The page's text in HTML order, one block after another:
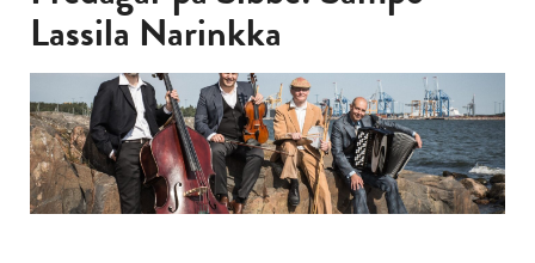
Lassila Narinkka